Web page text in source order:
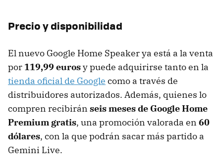
Precio y disponibilidad
El nuevo Google Home Speaker ya está a la venta
por 119,99 eurosy puede adquirirse tanto en la
tienda oficial de Google como a través de
distribuidores autorizados. Además, quienes lo
compren recibirán seis meses de Google Home
Premium gratis, una promoción valorada en 60
dólares, con la que podrán sacar más partido a
Gemini Live.